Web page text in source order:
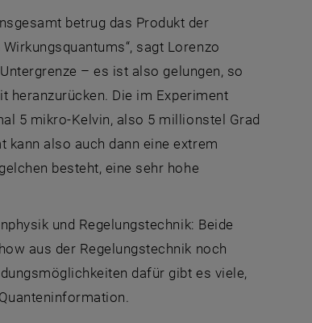
betrug das Produkt der
sagt Lorenzo
– es ist also gelungen, so
heranzurücken. Die im Experiment
5 mikro-Kelvin, also 5 millionstel Grad
kann also auch dann eine extrem
besteht, eine sehr hohe
und Regelungstechnik: Beide
aus der Regelungstechnik noch
dafür gibt es viele,